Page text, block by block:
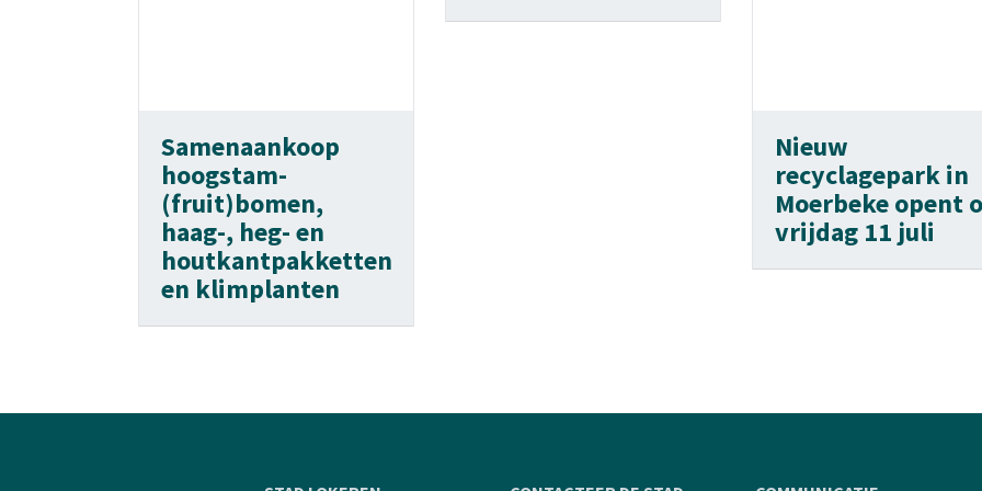
Samenaankoop
hoogstam-
(fruit)bomen,
haag-, heg- en
houtkantpakketten
en klimplanten
Nieuw
recyclagepark in
Moerbeke opent
vrijdag 11 juli